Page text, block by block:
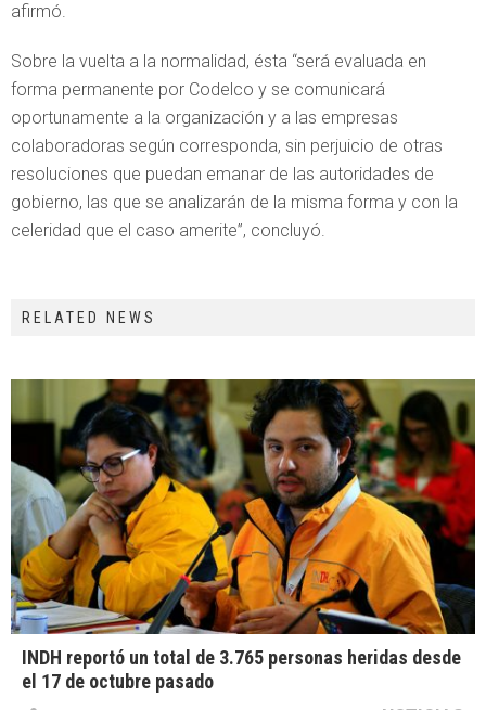
afirmó.
Sobre la vuelta a la normalidad, ésta “será evaluada en
forma permanente por Codelco y se comunicará
oportunamente a la organización y a las empresas
colaboradoras según corresponda, sin perjuicio de otras
resoluciones que puedan emanar de las autoridades de
gobierno, las que se analizarán de la misma forma y con la
celeridad que el caso amerite”, concluyó.
RELATED NEWS
INDH reportó un total de 3.765 personas heridas desde
el 17 de octubre pasado